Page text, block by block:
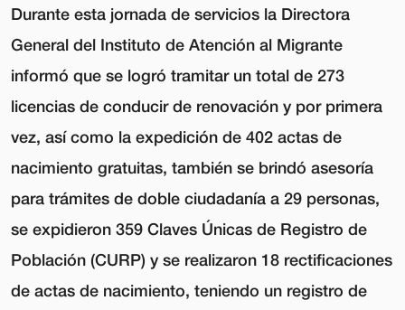
Durante esta jornada de servicios la Directora
General del Instituto de Atención al Migrante
informó que se logró tramitar un total de 273
licencias de conducir de renovación y por primera
vez, así como la expedición de 402 actas de
nacimiento gratuitas, también se brindó asesoría
para trámites de doble ciudadanía a 29 personas,
se expidieron 359 Claves Únicas de Registro de
Población (CURP) y se realizaron 18 rectificaciones
de actas de nacimiento, teniendo un registro de